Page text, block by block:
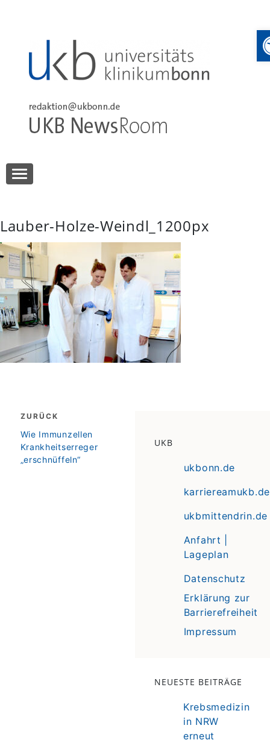
UKB NewsRoom
Lauber-Holze-Weindl_1200px
Beitragsnavigation
ZURÜCK
zurück
Wie Immunzellen
Krankheitserreger
„erschnüffeln“
UKB
ukbonn.de
karriereamukb.de
ukbmittendrin.de
Anfahrt |
Lageplan
Datenschutz
Erklärung zur
Barrierefreiheit
Impressum
NEUESTE BEITRÄGE
Krebsmedizin
in NRW
erneut